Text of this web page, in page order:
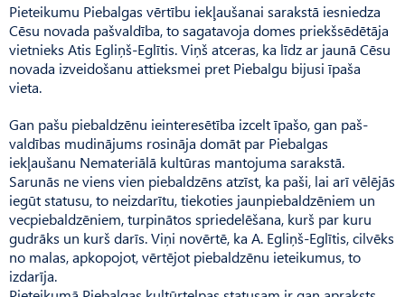
Pieteikumu Piebalgas vērtību iekļaušanai sarakstā iesniedza
Cēsu novada pašvaldība, to sagatavoja domes priekšsēdētāja
vietnieks Atis Egliņš-Eglītis. Viņš atceras, ka līdz ar jaunā Cēsu
novada izveidošanu attieksmei pret Piebalgu bijusi īpaša
vieta.
Gan pašu piebaldzēnu ieinteresētība izcelt īpašo, gan paš­
valdības mudinājums rosināja domāt par Pie­balgas
iekļaušanu Nemateriālā kultūras mantojuma sarakstā.
Sarunās ne viens vien piebaldzēns atzīst, ka paši, lai arī vēlējās
iegūt statusu, to neizdarītu, tiekoties jaunpiebaldzēniem un
vecpiebaldzēniem, turpinātos spriedelēšana, kurš par kuru
gudrāks un kurš darīs. Viņi novērtē, ka A. Egliņš-Eglītis, cilvēks
no malas, apkopojot, vērtējot piebaldzēnu ieteikumus, to
izdarīja.